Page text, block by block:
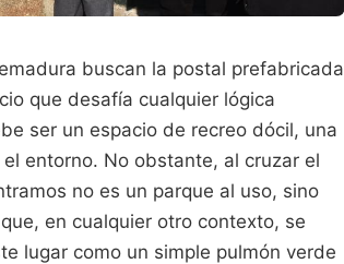
buscan la postal prefabricada
que desafía cualquier lógica
ser un espacio de recreo dócil, una
entorno. No obstante, al cruzar el
no es un parque al uso, sino
en cualquier otro contexto, se
lugar como un simple pulmón verde